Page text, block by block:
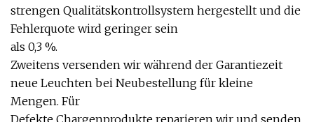
strengen Qualitätskontrollsystem hergestellt und die
Fehlerquote wird geringer sein
als 0,3 %.
Zweitens versenden wir während der Garantiezeit
neue Leuchten bei Neubestellung für kleine
Mengen. Für
Defekte Chargenprodukte reparieren wir und senden